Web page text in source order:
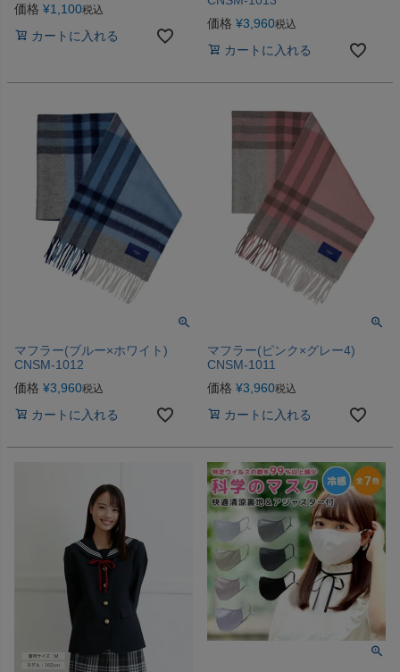
価格 ¥1,100税込
カートに入れる
価格 ¥3,960税込
カートに入れる
マフラー(ブルー×ホワイト)
CNSM-1012
価格 ¥3,960税込
カートに入れる
マフラー(ピンク×グレー4)
CNSM-1011
価格 ¥3,960税込
カートに入れる